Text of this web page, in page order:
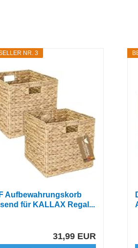
NR. 3
Aufbewahrungskorb
für KALLAX Regal...
31,99 EUR